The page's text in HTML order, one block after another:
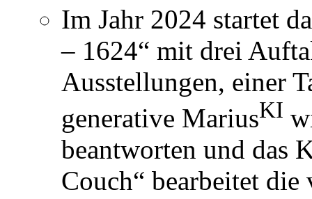
Im Jahr 2024 startet
– 1624“ mit drei
Ausstellungen, einer
generative MariusKI
beantworten und das
Couch“ bearbeitet